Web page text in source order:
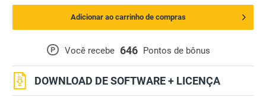
P Você recebe 646 Pontos de bônus
DOWNLOAD DE SOFTWARE + LICENÇA
Adicionar ao carrinho de compras